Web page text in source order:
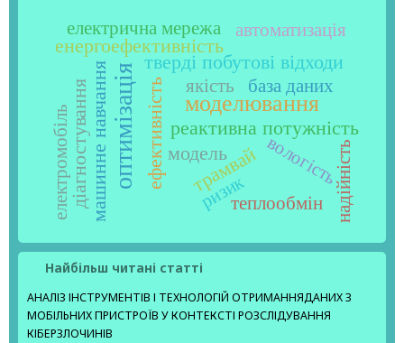
оптимізація моделювання
реактивна потужність
ефективність
машинне навчання модель
тверді побутові відходи
енергоефективність
діагностування трамвайвологість
ризиктеплообмін
якість
електрична мережа
база даних
автоматизація
електромобіль надійність
Найбільш читані статті
АНАЛІЗ ІНСТРУМЕНТІВ І ТЕХНОЛОГІЙ ОТРИМАННЯДАНИХ З
МОБІЛЬНИХ ПРИСТРОЇВ У КОНТЕКСТІ РОЗСЛІДУВАННЯ
КІБЕРЗЛОЧИНІВ